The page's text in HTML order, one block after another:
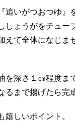
追いがつおつゆ』
しょうがをチュー
えて全体になじま
を深さ１㎝程度
るまで揚げたら完
しいポイント。